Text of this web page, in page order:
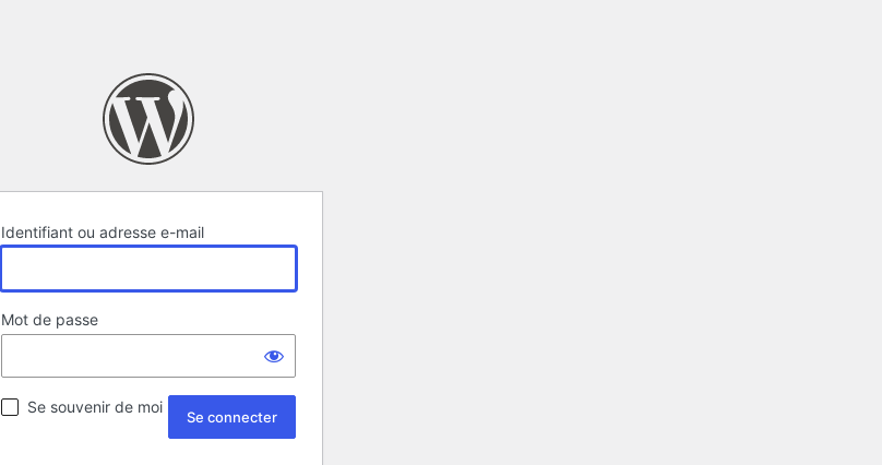
Identifiant ou adresse e-mail
Mot de passe
Se souvenir de moi